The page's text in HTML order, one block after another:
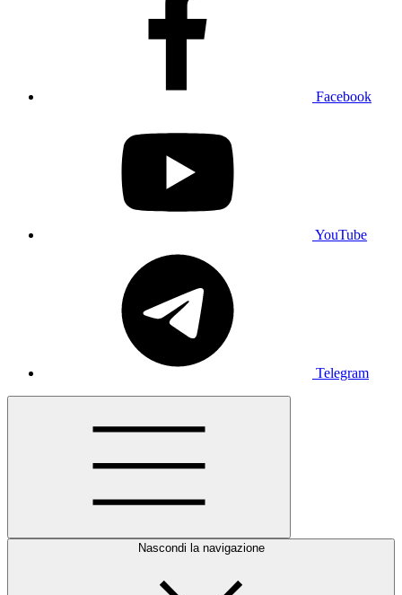
Facebook
YouTube
Telegram
Nascondi la navigazione